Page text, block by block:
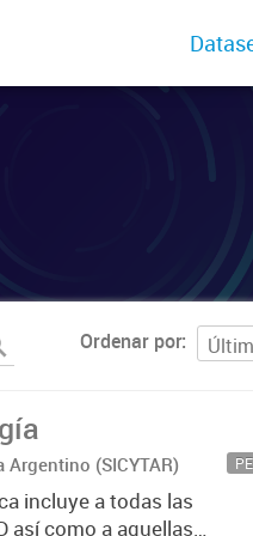
Ordenar por
(SICYTAR)
incluye a todas las
así como a aquellas